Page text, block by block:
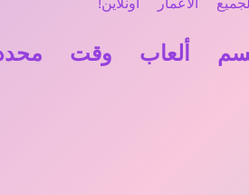
الأعمار أونلاين!
ألعاب وقت